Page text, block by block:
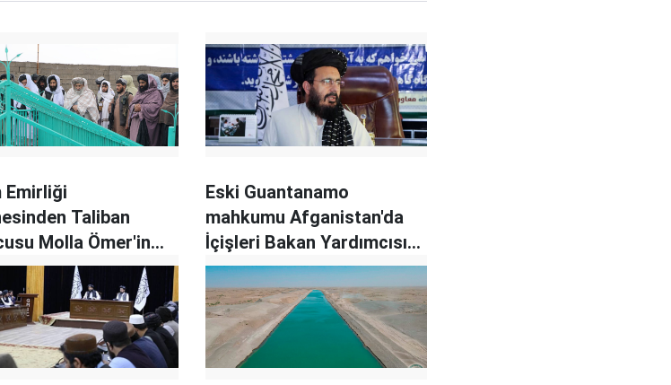
Emirliği
Taliban
Molla Ömer'in
ziyaret
Eski Guantanamo
mahkumu Afganistan'da
İçişleri Bakan Yardımcısı
oldu